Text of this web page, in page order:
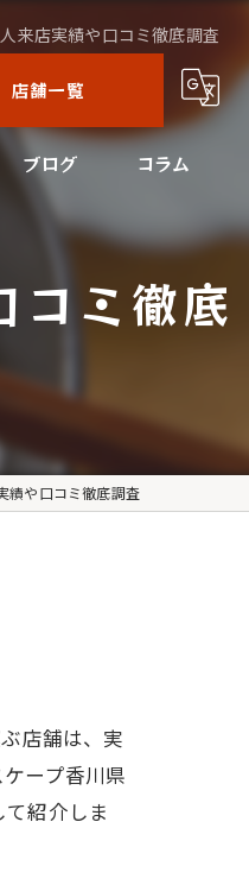
来店実績や口コミ徹底調査
店舗一覧
ブログ コラム
コミ徹底
績や口コミ徹底調査
店舗は、実
ープ香川県
紹介しま